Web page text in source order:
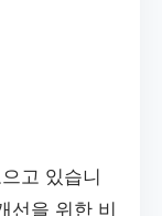
고 있습니
선을 위한 비